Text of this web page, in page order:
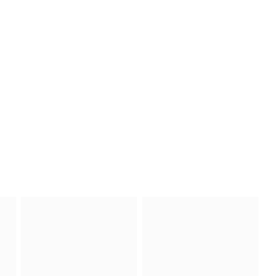
都市青年
她始终刻苦学习，憧憬未来。为此，苏琳苦练
：“江逾白，我喜欢你，哲学和生物学意义上的